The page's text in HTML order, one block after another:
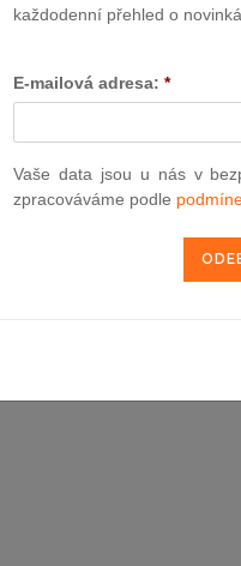
každodenní přehled o
E-mailová adresa: *
Vaše data jsou u nás v
zpracováváme podle